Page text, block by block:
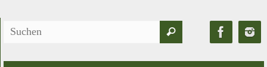
Suchen